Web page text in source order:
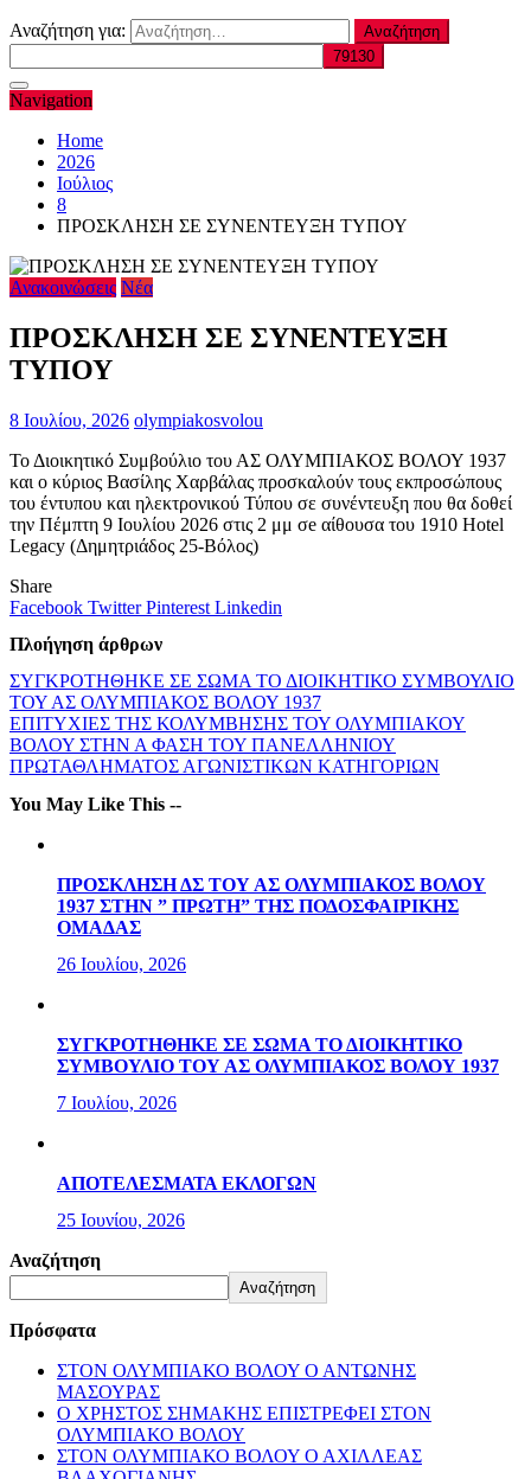
Αναζήτηση για:
Navigation
Home
2026
Ιούλιος
8
ΠΡΟΣΚΛΗΣΗ ΣΕ ΣΥΝΕΝΤΕΥΞΗ ΤΥΠΟΥ
Ανακοινώσεις Νέα
ΠΡΟΣΚΛΗΣΗ ΣΕ ΣΥΝΕΝΤΕΥΞΗ
ΤΥΠΟΥ
8 Ιουλίου, 2026 olympiakosvolou
Το Διοικητικό Συμβούλιο του ΑΣ ΟΛΥΜΠΙΑΚΟΣ ΒΟΛΟΥ 1937
και ο κύριος Βασίλης Χαρβάλας προσκαλούν τους εκπροσώπους
του έντυπου και ηλεκτρονικού Τύπου σε συνέντευξη που θα δοθεί
την Πέμπτη 9 Ιουλίου 2026 στις 2 μμ σe αίθουσα του 1910 Hotel
Legacy (Δημητριάδος 25-Βόλος)
Share
Facebook TwitterPinterest Linkedin
Πλοήγηση άρθρων
ΣΥΓΚΡΟΤΗΘΗΚΕ ΣΕ ΣΩΜΑ ΤΟ ΔΙΟΙΚΗΤΙΚΟ ΣΥΜΒΟΥΛΙΟ
ΤΟΥ ΑΣ ΟΛΥΜΠΙΑΚΟΣ ΒΟΛΟΥ 1937
ΕΠΙΤΥΧΙΕΣ ΤΗΣ ΚΟΛΥΜΒΗΣΗΣ ΤΟΥ ΟΛΥΜΠΙΑΚΟΥ
ΒΟΛΟΥ ΣΤΗΝ Α ΦΑΣΗ ΤΟΥ ΠΑΝΕΛΛΗΝΙΟΥ
ΠΡΩΤΑΘΛΗΜΑΤΟΣ ΑΓΩΝΙΣΤΙΚΩΝ ΚΑΤΗΓΟΡΙΩΝ
You May Like This --
ΠΡΟΣΚΛΗΣΗ ΔΣ ΤΟΥ ΑΣ ΟΛΥΜΠΙΑΚΟΣ ΒΟΛΟΥ
1937 ΣΤΗΝ ” ΠΡΩΤΗ” ΤΗΣ ΠΟΔΟΣΦΑΙΡΙΚΗΣ
ΟΜΑΔΑΣ
26 Ιουλίου, 2026
ΣΥΓΚΡΟΤΗΘΗΚΕ ΣΕ ΣΩΜΑ ΤΟ ΔΙΟΙΚΗΤΙΚΟ
ΣΥΜΒΟΥΛΙΟ ΤΟΥ ΑΣ ΟΛΥΜΠΙΑΚΟΣ ΒΟΛΟΥ 1937
7 Ιουλίου, 2026
ΑΠΟΤΕΛΕΣΜΑΤΑ ΕΚΛΟΓΩΝ
25 Ιουνίου, 2026
Αναζήτηση
Αναζήτηση
Πρόσφατα
ΣΤΟΝ ΟΛΥΜΠΙΑΚΟ ΒΟΛΟΥ Ο ΑΝΤΩΝΗΣ
ΜΑΣΟΥΡΑΣ
Ο ΧΡΗΣΤΟΣ ΣΗΜΑΚΗΣ ΕΠΙΣΤΡΕΦΕΙ ΣΤΟΝ
ΟΛΥΜΠΙΑΚΟ ΒΟΛΟΥ
ΣΤΟΝ ΟΛΥΜΠΙΑΚΟ ΒΟΛΟΥ Ο ΑΧΙΛΛΕΑΣ